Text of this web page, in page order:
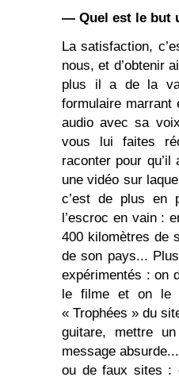
— Quel est le but
La satisfaction,
nous, et d’obtenir
plus il a de la
formulaire marrant
audio avec sa
vous lui faites
raconter pour
une vidéo sur
c’est de plus en
l’escroc en vain :
400 kilomètres de
de son pays...
expérimentés : on
le filme et on le
« Trophées » du
guitare, mettre
message
ou de faux sites :